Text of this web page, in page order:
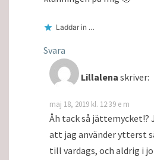
Laddar in …
Svara
Lillalena skriver:
maj 18, 2019 kl. 12:39 e m
Åh tack så jättemycket!?
att jag använder ytterst
till vardags, och aldrig i